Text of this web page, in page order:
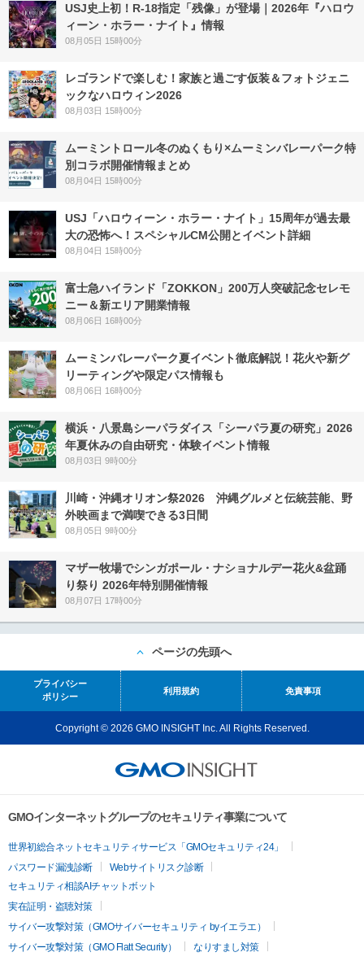
USJ史上初！R-18指定「残像」が登場｜2026年『ハロウ
ィーン・ホラー・ナイト』情報
08月05日 15時00分
レゴランドで楽しむ！家族と過ごす仮装＆フォトジェニ
ックなハロウィン2026
08月03日 15時00分
ムーミントロール冬のぬくもり×ムーミンバレーパーク特
別コラボ開催情報まとめ
08月04日 15時00分
USJ「ハロウィーン・ホラー・ナイト」15周年が過去最
大の恐怖へ！スペシャルCM公開とイベント詳細
08月04日 15時00分
富士急ハイランド「ZOKKON」200万人突破記念セレモ
ニー＆新エリア開業情報
08月06日 16時00分
ムーミンバレーパーク夏イベント徹底解説！花火や新グ
リーティングや限定パス情報も
08月06日 16時00分
横浜・八景島シーパラダイス「シーパラ夏の研究」2026
年夏休みの自由研究・体験イベント情報
08月03日 9時00分
川崎・沖縄オリオン祭2026 沖縄グルメと伝統芸能、野
外映画まで満喫できる3日間
08月05日 9時00分
マザー牧場でシンガポール・ナショナルデー花火&盆踊
り祭り 2026年特別開催情報
08月07日 17時00分
ページの先頭へ
プライバシー
ポリシー
利用規約 免責事項
Copyright © 2026 GMO INSIGHT Inc. All Rights Reserved.
GMOインターネットグループのセキュリティ事業について
世界初総合ネットセキュリティサービス「GMOセキュリティ24」
パスワード漏洩診断
Webサイトリスク診断
セキュリティ相談AIチャットボット
実在証明・盗聴対策
サイバー攻撃対策（GMOサイバーセキュリティ byイエラエ）
サイバー攻撃対策（GMO Flatt Security）
なりすまし対策